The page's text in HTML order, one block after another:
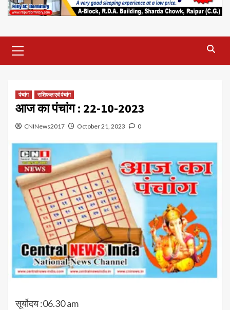
Menu
पंचांग राशिफल एवं पंचांग
आज का पंचांग : 22-10-2023
CNINews2017 October 21, 2023 0
सूर्योदय :06.30 am